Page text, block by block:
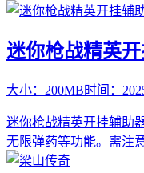
迷你枪战精英
大小： 200MB时间：
迷你枪战精英开挂辅助
无限弹药等功能。需注